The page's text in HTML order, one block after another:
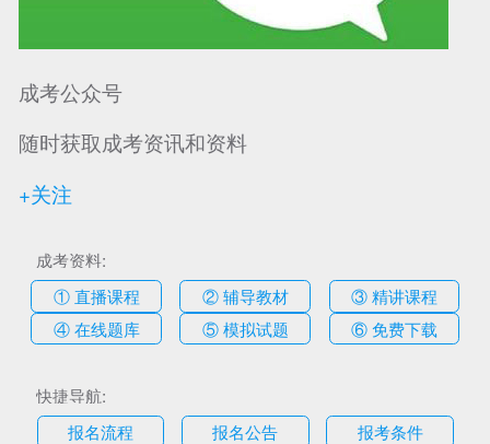
成考公众号
随时获取成考资讯和资料
+关注
成考资料:
① 直播课程
② 辅导教材
③ 精讲课程
④ 在线题库
⑤ 模拟试题 ⑥ 免费下载
快捷导航:
报名流程
报名公告
报考条件